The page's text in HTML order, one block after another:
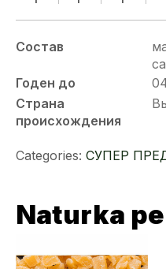
Состав
Годен до
Страна
происхождения
Categories: СУПЕР
Naturka